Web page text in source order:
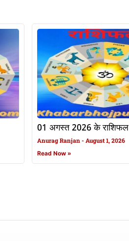
01 अगस्त 2026 के राशिफल
Anurag Ranjan August 1, 2026
Read Now »